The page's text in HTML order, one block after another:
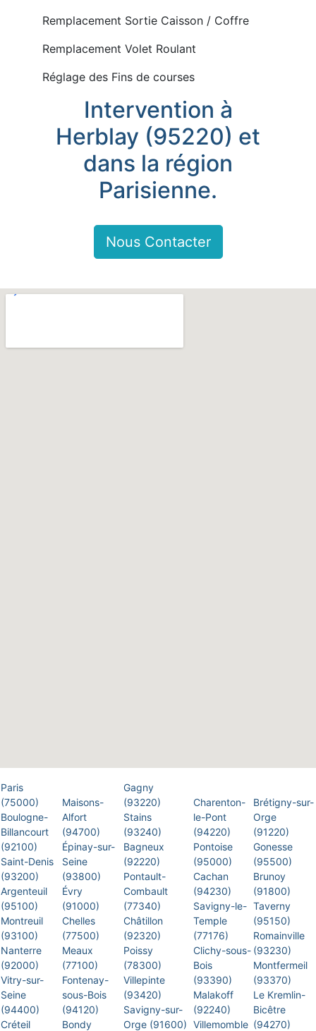
Remplacement Sortie Caisson / Coffre
Remplacement Volet Roulant
Réglage des Fins de courses
Intervention à
Herblay (95220) et
dans la région
Parisienne.
Nous Contacter
Paris
(75000)
Boulogne-
Billancourt
(92100)
Saint-Denis
(93200)
Argenteuil
(95100)
Montreuil
(93100)
Nanterre
(92000)
Vitry-sur-
Seine
(94400)
Créteil
Maisons-
Alfort
(94700)
Épinay-sur-
Seine
(93800)
Évry
(91000)
Chelles
(77500)
Meaux
(77100)
Fontenay-
sous-Bois
(94120)
Bondy
Gagny
(93220)
Stains
(93240)
Bagneux
(92220)
Pontault-
Combault
(77340)
Châtillon
(92320)
Poissy
(78300)
Villepinte
(93420)
Savigny-sur-
Orge (91600)
Charenton-
le-Pont
(94220)
Pontoise
(95000)
Cachan
(94230)
Savigny-le-
Temple
(77176)
Clichy-sous-
Bois
(93390)
Malakoff
(92240)
Villemomble
Brétigny-sur-
Orge
(91220)
Gonesse
(95500)
Brunoy
(91800)
Taverny
(95150)
Romainville
(93230)
Montfermeil
(93370)
Le Kremlin-
Bicêtre
(94270)